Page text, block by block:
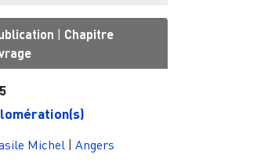
| Chapitre
Michel | Angers